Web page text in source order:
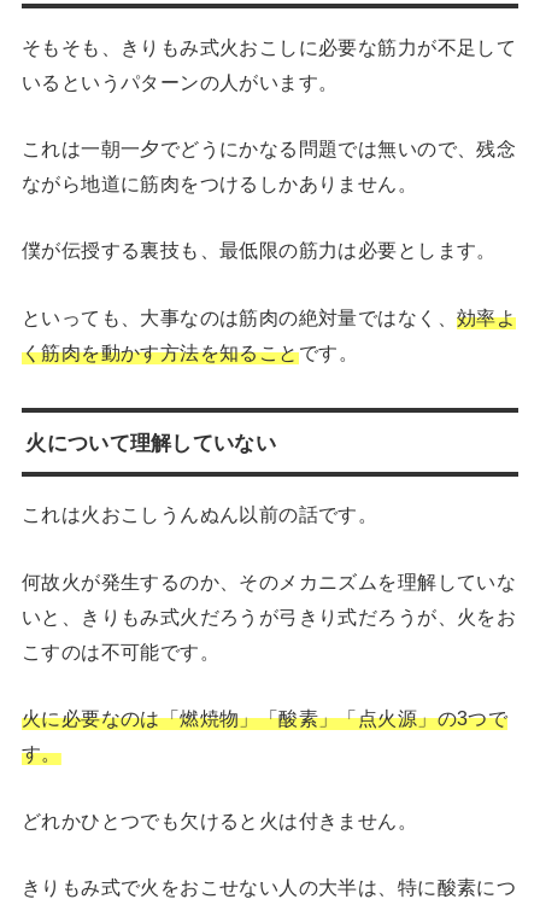
そもそも、きりもみ式火おこしに必要な筋力が不足して
いるというパターンの人がいます。
これは一朝一夕でどうにかなる問題では無いので、残念
ながら地道に筋肉をつけるしかありません。
僕が伝授する裏技も、最低限の筋力は必要とします。
といっても、大事なのは筋肉の絶対量ではなく、 効率よ
く筋肉を動かす方法を知ることです。
火について理解していない
これは火おこしうんぬん以前の話です。
何故火が発生するのか、そのメカニズムを理解していな
いと、きりもみ式火だろうが弓きり式だろうが、火をお
こすのは不可能です。
火に必要なのは「燃焼物」「酸素」「点火源」の3つで
す。
どれかひとつでも欠けると火は付きません。
きりもみ式で火をおこせない人の大半は、特に酸素につ